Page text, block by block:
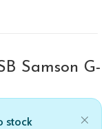
Samson G-
stock